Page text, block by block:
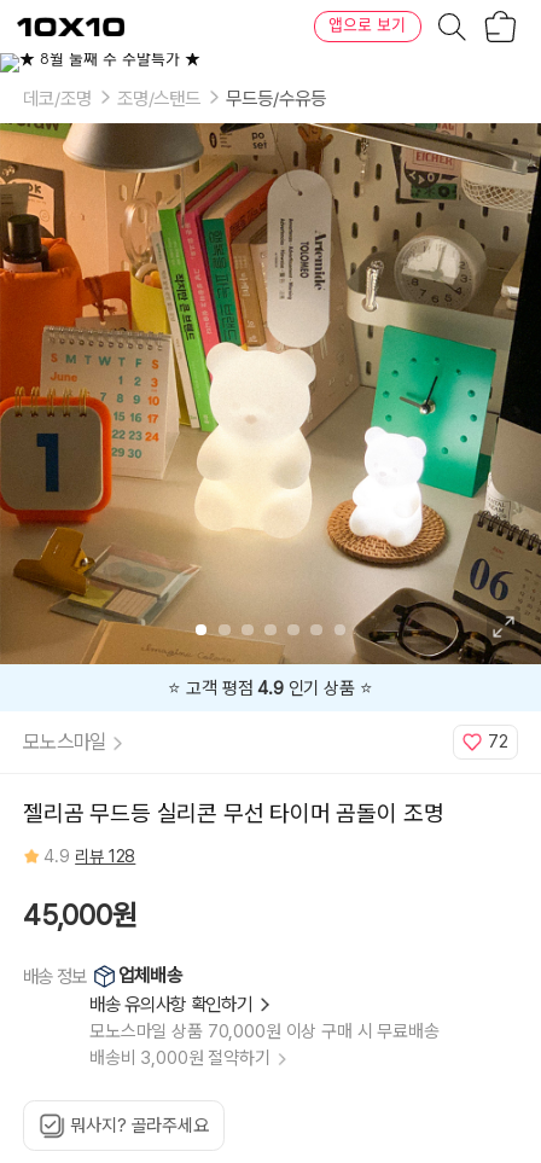
텐
바
텐
앱으로 보기
이
상
션
색
상:
화
이
트,
화
이
트
레
우,
민
트,
데코/조명 조명/스탠드 무드등/수유등
⭐️ 고객 평점4.9인기 상품 ⭐️
모노스마일 72
젤리곰 무드등 실리콘 무선 타이머 곰돌이 조명
4.9 리뷰 128
45,000원
배송 정보
업체배송
배송 유의사항 확인하기
모노스마일 상품 70,000원 이상 구매 시 무료배송
배송비 3,000원 절약하기
뭐사지? 골라주세요